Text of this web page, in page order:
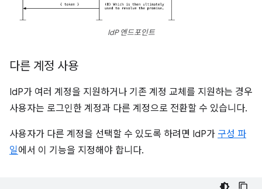
IdP 엔드포인트
다른 계정 사용
IdP가 여러 계정을 지원하거나 기존 계정 교체를 지원하는 경우
사용자는 로그인한 계정과 다른 계정으로 전환할 수 있습니다.
사용자가 다른 계정을 선택할 수 있도록 하려면 IdP가 구성 파
일에서 이 기능을 지정해야 합니다.